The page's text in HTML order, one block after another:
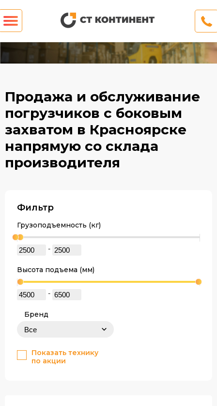
Продажа и обслуживание
погрузчиков с боковым
захватом в Красноярске
напрямую со склада
производителя
Фильтр
Грузоподъемность (кг)
-
Высота подъема (мм)
-
Бренд
Показать технику
по акции